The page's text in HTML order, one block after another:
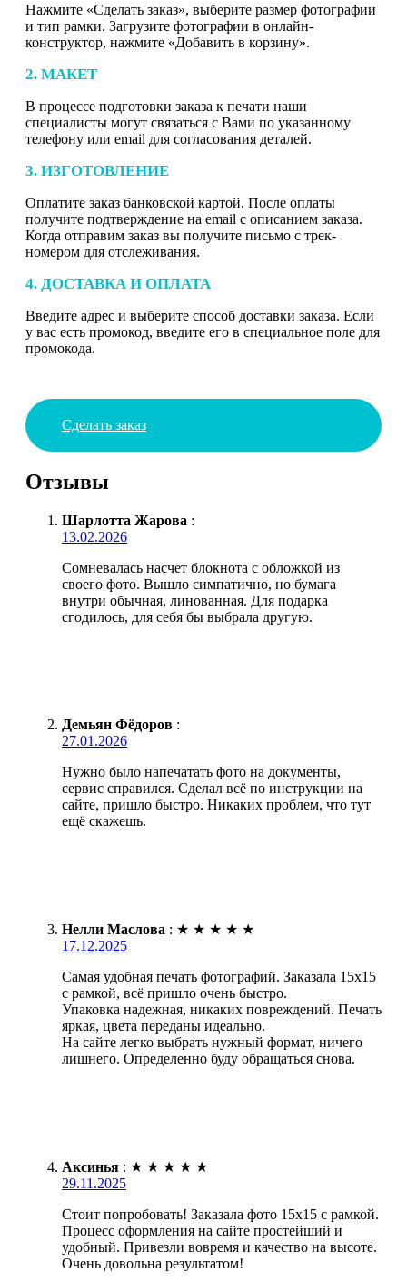
Нажмите «Сделать заказ», выберите размер фотографии
и тип рамки. Загрузите фотографии в онлайн-
конструктор, нажмите «Добавить в корзину».
2. МАКЕТ
В процессе подготовки заказа к печати наши
специалисты могут связаться с Вами по указанному
телефону или email для согласования деталей.
3. ИЗГОТОВЛЕНИЕ
Оплатите заказ банковской картой. После оплаты
получите подтверждение на email с описанием заказа.
Когда отправим заказ вы получите письмо с трек-
номером для отслеживания.
4. ДОСТАВКА И ОПЛАТА
Введите адрес и выберите способ доставки заказа. Если
у вас есть промокод, введите его в специальное поле для
промокода.
Сделать заказ
Отзывы
Шарлотта Жарова :
13.02.2026
Сомневалась насчет блокнота с обложкой из
своего фото. Вышло симпатично, но бумага
внутри обычная, линованная. Для подарка
сгодилось, для себя бы выбрала другую.
Демьян Фёдоров :
27.01.2026
Нужно было напечатать фото на документы,
сервис справился. Сделал всё по инструкции на
сайте, пришло быстро. Никаких проблем, что тут
ещё скажешь.
Нелли Маслова : ★ ★ ★ ★ ★
17.12.2025
Самая удобная печать фотографий. Заказала 15х15
с рамкой, всё пришло очень быстро.
Упаковка надежная, никаких повреждений. Печать
яркая, цвета переданы идеально.
На сайте легко выбрать нужный формат, ничего
лишнего. Определенно буду обращаться снова.
Аксинья : ★ ★ ★ ★ ★
29.11.2025
Стоит попробовать! Заказала фото 15х15 с рамкой.
Процесс оформления на сайте простейший и
удобный. Привезли вовремя и качество на высоте.
Очень довольна результатом!